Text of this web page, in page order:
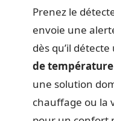
Prenez le
envoie une
dès qu’il
de température
une solution
chauffage ou la